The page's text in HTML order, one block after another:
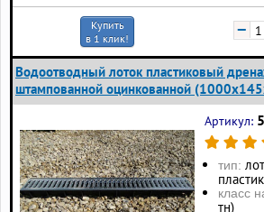
Купить
в 1 клик!
−
Водоотводный лоток пластиковый
штампованной оцинкованной
Артикул:
тип:
класс
тн)